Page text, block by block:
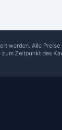
werden. Alle
Zeitpunkt des